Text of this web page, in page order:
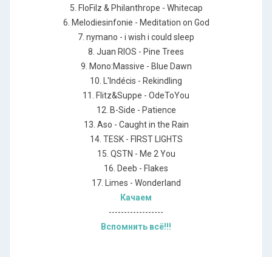
5. FloFilz & Philanthrope - Whitecap
6. Melodiesinfonie - Meditation on God
7. nymano - i wish i could sleep
8. Juan RIOS - Pine Trees
9. Mono:Massive - Blue Dawn
10. L'Indécis - Rekindling
11. Flitz&Suppe - OdeToYou
12. B-Side - Patience
13. Aso - Caught in the Rain
14. TESK - FIRST LIGHTS
15. QSTN - Me 2 You
16. Deeb - Flakes
17. Limes - Wonderland
Качаем
------------------
Вспомнить всё!!!